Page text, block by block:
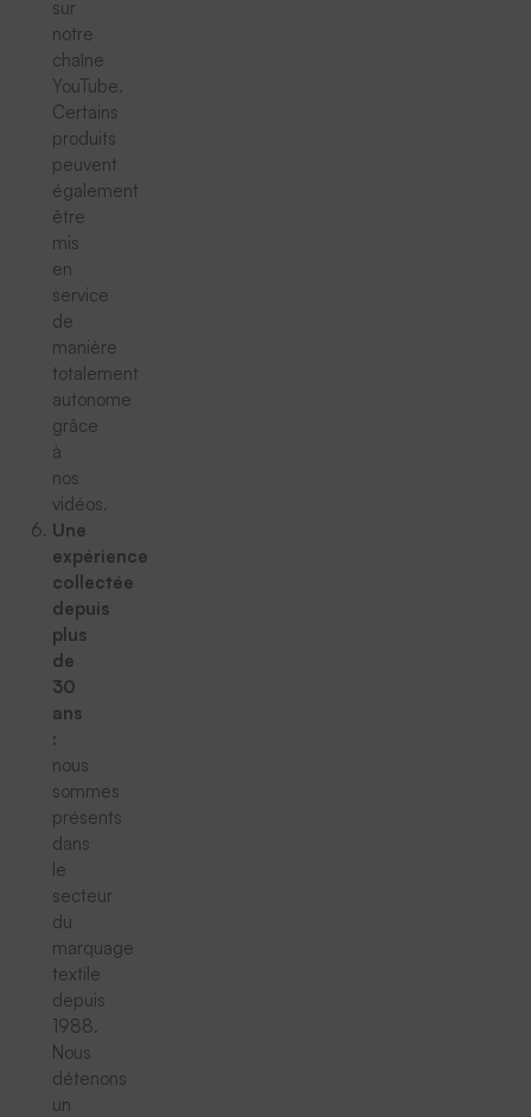
sur
notre
chaîne
YouTube.
Certains
produits
peuvent
également
être
mis
en
service
de
manière
totalement
autonome
grâce
à
nos
vidéos.
Une
expérience
collectée
depuis
plus
de
30
ans
:
nous
sommes
présents
dans
le
secteur
du
marquage
textile
depuis
1988.
Nous
détenons
un